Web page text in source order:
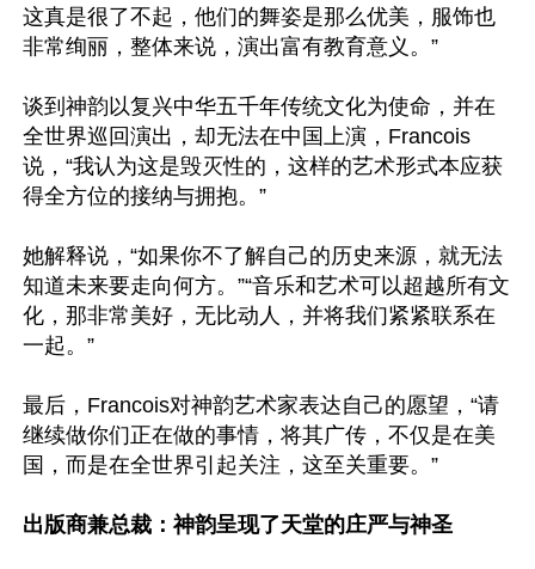
这真是很了不起，他们的舞姿是那么优美，服饰也
非常绚丽，整体来说，演出富有教育意义。”
谈到神韵以复兴中华五千年传统文化为使命，并在
全世界巡回演出，却无法在中国上演，Francois
说，“我认为这是毁灭性的，这样的艺术形式本应获
得全方位的接纳与拥抱。”
她解释说，“如果你不了解自己的历史来源，就无法
知道未来要走向何方。”“音乐和艺术可以超越所有文
化，那非常美好，无比动人，并将我们紧紧联系在
一起。”
最后，Francois对神韵艺术家表达自己的愿望，“请
继续做你们正在做的事情，将其广传，不仅是在美
国，而是在全世界引起关注，这至关重要。”
出版商兼总裁：神韵呈现了天堂的庄严与神圣